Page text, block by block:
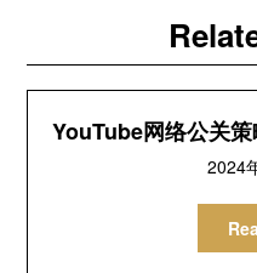
YouTube网络公关
2024